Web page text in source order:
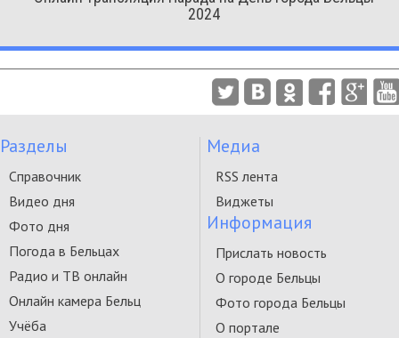
2024
Разделы
Справочник
Видео дня
Фото дня
Погода в Бельцах
Радио и ТВ онлайн
Онлайн камера Бельц
Учёба
Медиа
RSS лента
Виджеты
Информация
Прислать новость
О городе Бельцы
Фото города Бельцы
О портале